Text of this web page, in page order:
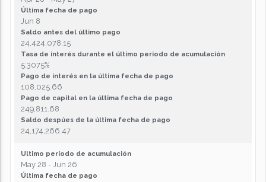
Última fecha de pago
Jun 8
Saldo antes del último pago
24,424,078.15
Tasa de interés durante el último periodo de acumulación
5.3075%
Pago de interés en la última fecha de pago
108,025.66
Pago de capital en la última fecha de pago
249,811.68
Saldo despúes de la última fecha de pago
24,174,266.47
Ultimo período de acumulación
May 28 - Jun 26
Última fecha de pago